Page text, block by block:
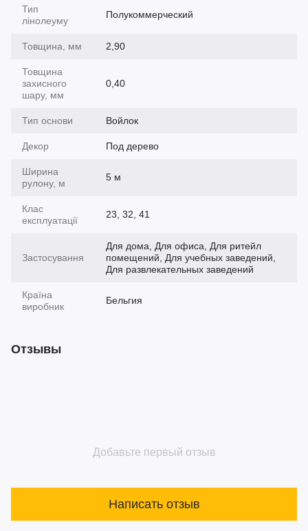
Тип
лінолеуму
Полукоммерческий
Товщина, мм 2,90
Товщина
захисного
шару, мм
0,40
Тип основи Войлок
Декор Под дерево
Ширина
рулону, м
5 м
Клас
експлуатації
23, 32, 41
Застосування
Для дома, Для офиса, Для ритейл
помещений, Для учебных заведений,
Для развлекательных заведений
Країна
виробник
Бельгия
Отзывы
Добавьте первый отзыв
Написать отзыв